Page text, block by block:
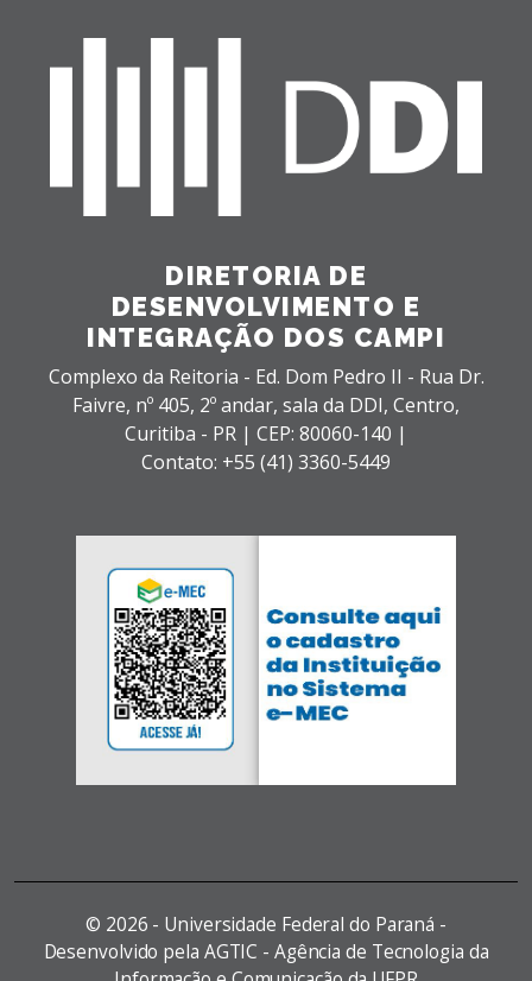
DIRETORIA DE
DESENVOLVIMENTO E
INTEGRAÇÃO DOS CAMPI
Complexo da Reitoria - Ed. Dom Pedro II - Rua Dr.
Faivre, nº 405, 2º andar, sala da DDI, Centro,
Curitiba - PR | CEP: 80060-140 |
Contato: +55 (41) 3360-5449
© 2026 - Universidade Federal do Paraná -
Desenvolvido pela AGTIC - Agência de Tecnologia da